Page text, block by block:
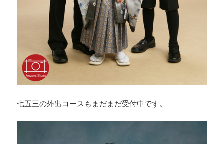
七五三の外出コースもまだまだ受付中です。